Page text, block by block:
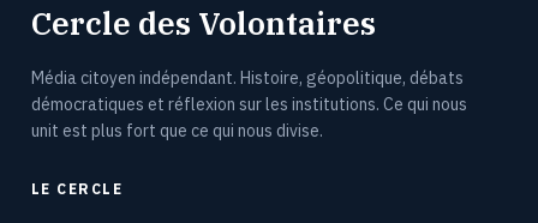
Cercle des Volontaires
Média citoyen indépendant. Histoire, géopolitique, débats
démocratiques et réflexion sur les institutions. Ce qui nous
unit est plus fort que ce qui nous divise.
LE CERCLE